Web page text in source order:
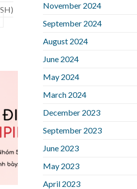
November 2024
September 2024
August 2024
June 2024
May 2024
March 2024
December 2023
September 2023
June 2023
May 2023
April 2023